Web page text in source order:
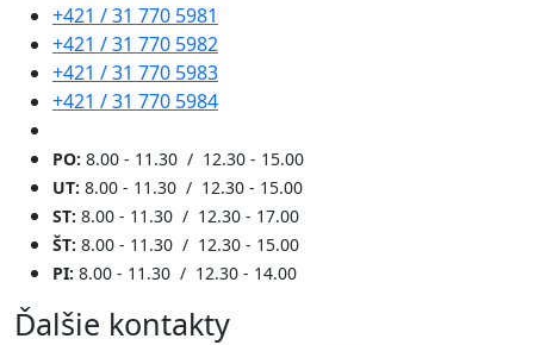
+421 / 31 770 5981
+421 / 31 770 5982
+421 / 31 770 5983
+421 / 31 770 5984
PO: 8.00 - 11.30 / 12.30 - 15.00
UT: 8.00 - 11.30 / 12.30 - 15.00
ST: 8.00 - 11.30 / 12.30 - 17.00
ŠT: 8.00 - 11.30 / 12.30 - 15.00
PI: 8.00 - 11.30 / 12.30 - 14.00
Ďalšie kontakty